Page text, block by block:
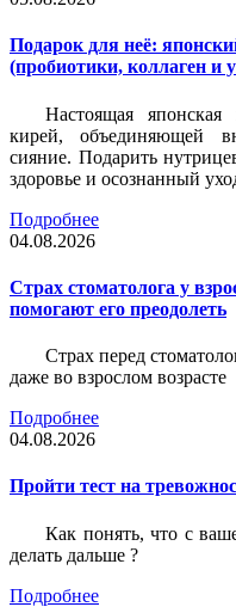
Подарок для неё:
(пробиотики, коллаген и
Настоящая
кирей, объединяющей
сияние. Подарить
здоровье и осознанный
Подробнее
04.08.2026
Страх стоматолога у
помогают его преодолеть
Страх перед
даже во взрослом возрасте
Подробнее
04.08.2026
Пройти тест на
Как понять, что с
делать дальше ?
Подробнее